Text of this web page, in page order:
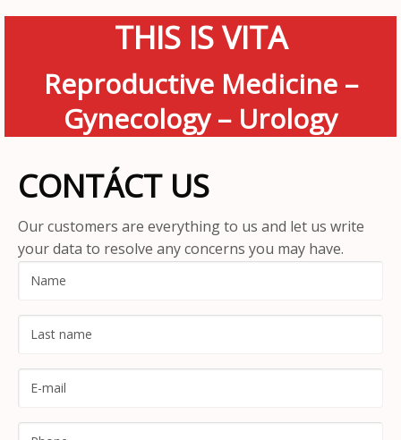
THIS IS VITA
Reproductive Medicine –
Gynecology – Urology
CONTÁCT US
Our customers are everything to us and let us write
your data to resolve anyconcerns you may have.